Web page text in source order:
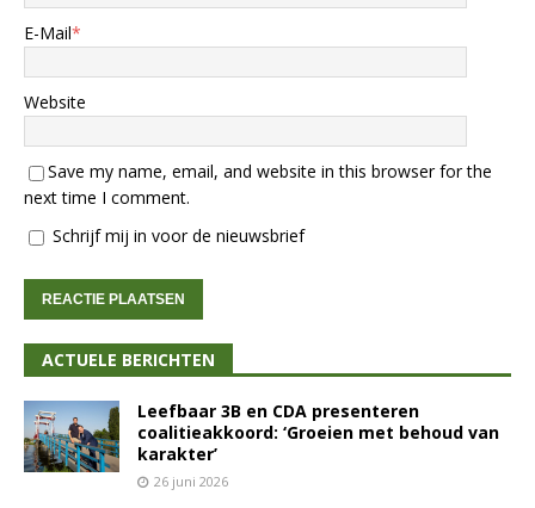
E-Mail*
Website
Save my name, email, and website in this browser for the
next time I comment.
Schrijf mij in voor de nieuwsbrief
ACTUELE BERICHTEN
Leefbaar 3B en CDA presenteren
coalitieakkoord: ‘Groeien met behoud van
karakter’
26 juni 2026